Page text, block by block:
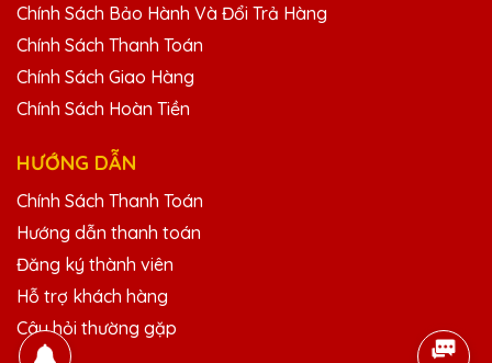
Đặng Thị Mỹ
25/11/2025
rất tốt, thiết kế đẹp và độc đáo. Rất hài lòng
với sản phẩm.
Ngô Thị Mai
25/11/2025
Thiết kế kỷ niệm chương của Quà Tặng Pha
Lê QTG rất tinh tế và độc đáo. Rất hài lòng
Chính Sách Bảo Hành Và Đổi Trả Hàng
Chính Sách Thanh Toán
Chính Sách Giao Hàng
Chính Sách Hoàn Tiền
HƯỚNG DẪN
Chính Sách Thanh Toán
Hướng dẫn thanh toán
Đăng ký thành viên
Hỗ trợ khách hàng
Câu hỏi thường gặp